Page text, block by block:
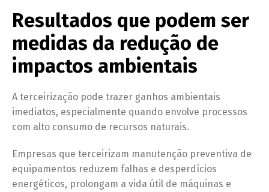
Resultados que podem ser
medidas da redução de
impactos ambientais
A terceirização pode trazer ganhos ambientais
imediatos, especialmente quando envolve processos
com alto consumo de recursos naturais.
Empresas que terceirizam manutenção preventiva de
equipamentos reduzem falhas e desperdícios
energéticos, prolongam a vida útil de máquinas e